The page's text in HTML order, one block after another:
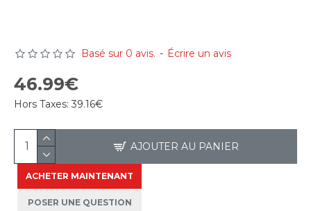
Basé sur 0 avis. - Écrire un avis
46.99€
Hors Taxes: 39.16€
AJOUTER AU PANIER
ACHETER MAINTENANT
POSER UNE QUESTION